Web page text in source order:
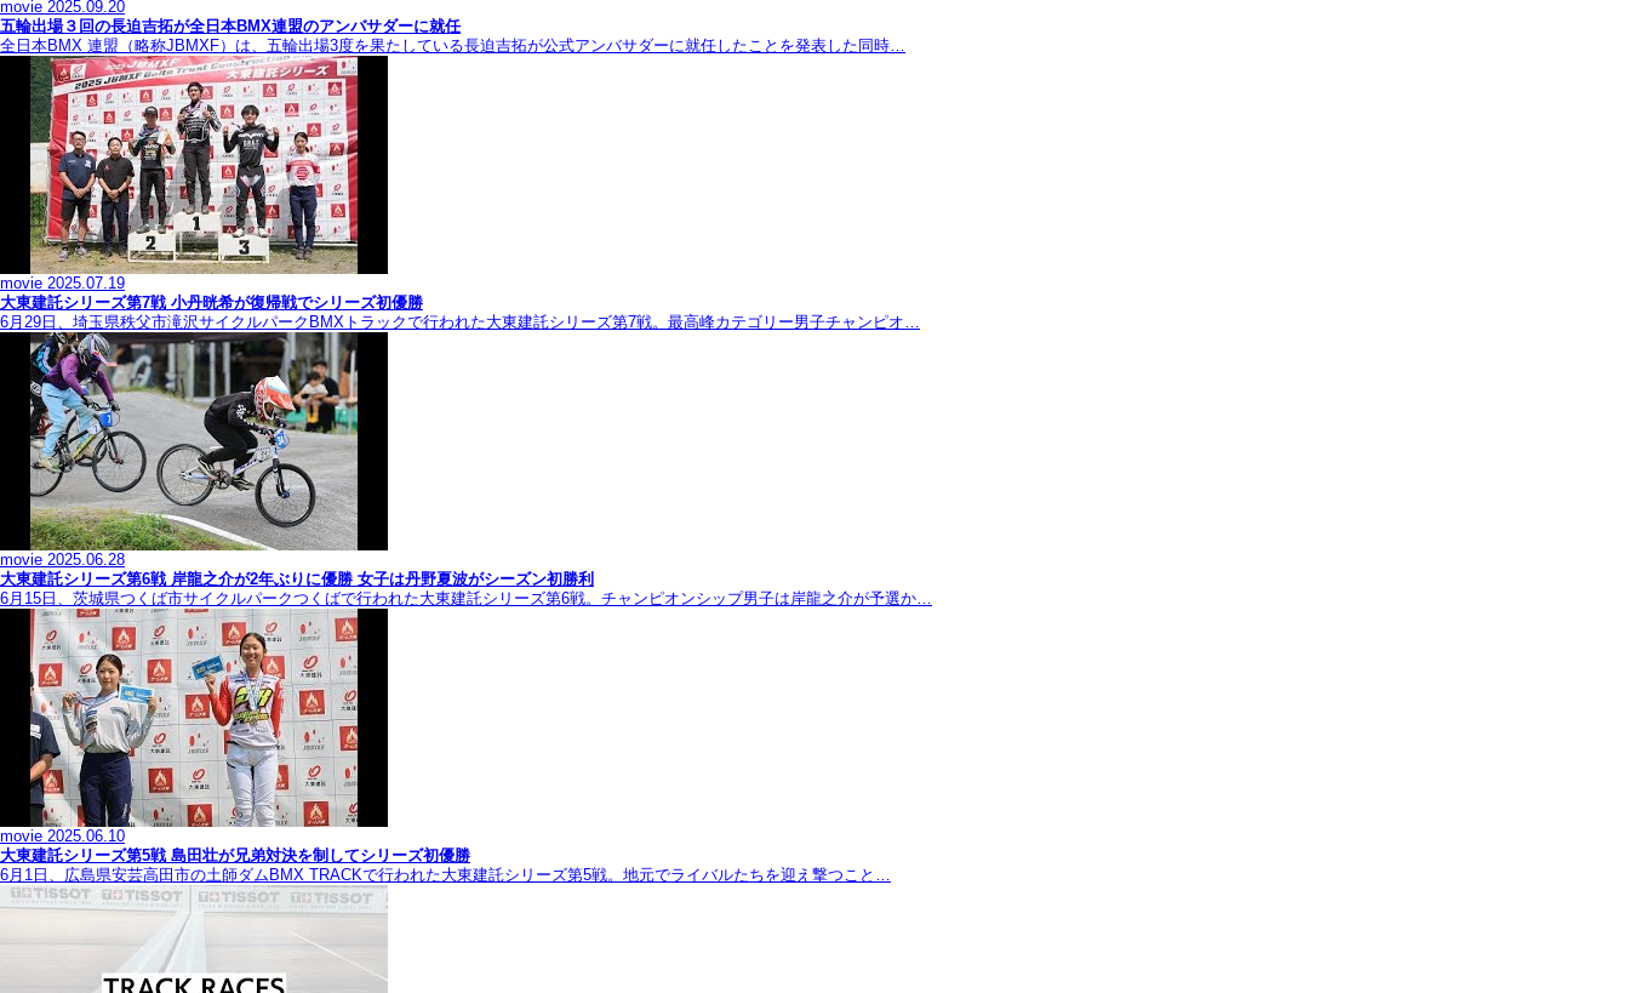
movie 2025.09.20
五輪出場３回の長迫吉拓が全日本BMX連盟のアンバサダーに就任
全日本BMX 連盟（略称JBMXF）は、五輪出場3度を果たしている長迫吉拓が公式アンバサダーに就任したことを発表した同時…
movie 2025.07.19
大東建託シリーズ第7戦 ⼩丹晄希が復帰戦でシリーズ初優勝
6月29日、埼玉県秩父市滝沢サイクルパークBMXトラックで行われた大東建託シリーズ第7戦。最高峰カテゴリー男子チャンピオ…
movie 2025.06.28
大東建託シリーズ第6戦 岸龍之介が2年ぶりに優勝 女子は丹野夏波がシーズン初勝利
6月15日、茨城県つくば市サイクルパークつくばで行われた大東建託シリーズ第6戦。チャンピオンシップ男子は岸龍之介が予選か…
movie 2025.06.10
大東建託シリーズ第5戦 島田壮が兄弟対決を制してシリーズ初優勝
6月1日、広島県安芸高田市の土師ダムBMX TRACKで行われた大東建託シリーズ第5戦。地元でライバルたちを迎え撃つこと…